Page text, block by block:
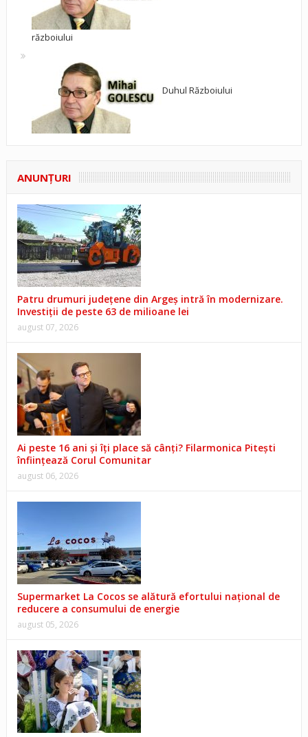
războiului
Duhul Războiului
ANUNŢURI
Patru drumuri județene din Argeș intră în modernizare.
Investiții de peste 63 de milioane lei
august 07, 2026
Ai peste 16 ani și îți place să cânți? Filarmonica Pitești
înființează Corul Comunitar
august 06, 2026
Supermarket La Cocos se alătură efortului național de
reducere a consumului de energie
august 05, 2026